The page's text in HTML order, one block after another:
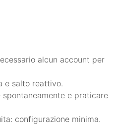
alcun account per
e salto reattivo.
spontaneamente e praticare
configurazione minima.